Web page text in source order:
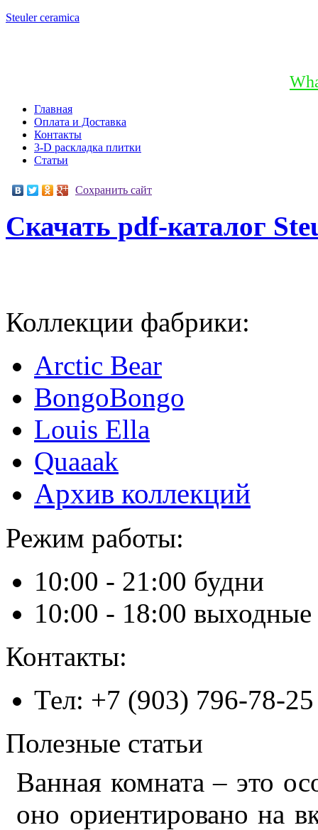
Steulerceramica
Главная
Оплата и Доставка
Контакты
3-D раскладка плитки
Статьи
Сохранить сайт
Скачать pdf-каталог
Коллекции фабрики:
Arctic Bear
BongoBongo
Louis Ella
Quaaak
Архив коллекций
Режим работы:
10:00 - 21:00 будни
10:00 - 18:00 выходные
Контакты:
Тел: +7 (903) 796-78-25
Полезные статьи
Ван­ная ком­на­та – это
оно ори­ен­ти­ро­ва­но на